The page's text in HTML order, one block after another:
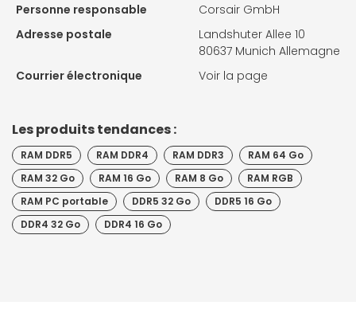
Personne responsable
Corsair GmbH
Adresse postale
Landshuter Allee 10
80637 Munich Allemagne
Courrier électronique
Voir la page
Les produits tendances :
RAM DDR5 RAM DDR4 RAM DDR3
RAM 64 Go
RAM 32 Go
RAM 16 Go RAM 8 Go
RAM RGB
RAM PC portable
DDR5 32 Go
DDR5 16 Go
DDR4 32 Go
DDR4 16 Go